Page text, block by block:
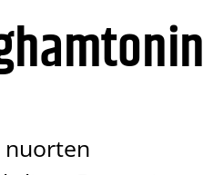
nuorten